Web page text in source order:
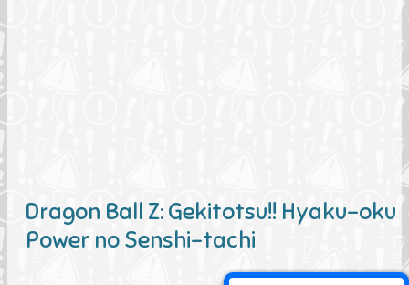
Dragon Ball Z: Gekitotsu!! Hyaku-oku
Power no Senshi-tachi